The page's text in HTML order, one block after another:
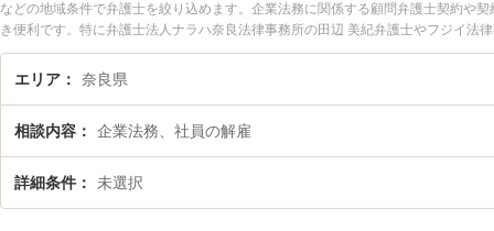
などの地域条件で弁護士を絞り込めます。企業法務に関係する顧問弁護士契約や
き便利です。特に弁護士法人ナラハ奈良法律事務所の田辺 美紀弁護士やフジイ
ィール情報や弁護士費用、強みなどが注目されています。『奈良県で土日や夜間
実績豊富な近くの弁護士を検索したい』『初回相談無料で社員の解雇を法律相談
エリア 奈良県
相談内容 企業法務、社員の解雇
詳細条件 未選択